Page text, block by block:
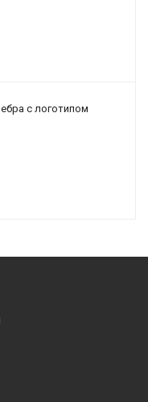
с логотипом